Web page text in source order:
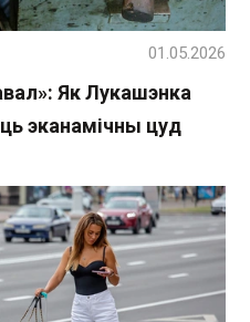
Як Лукашэнка
эканамічны цуд
01.05.2026